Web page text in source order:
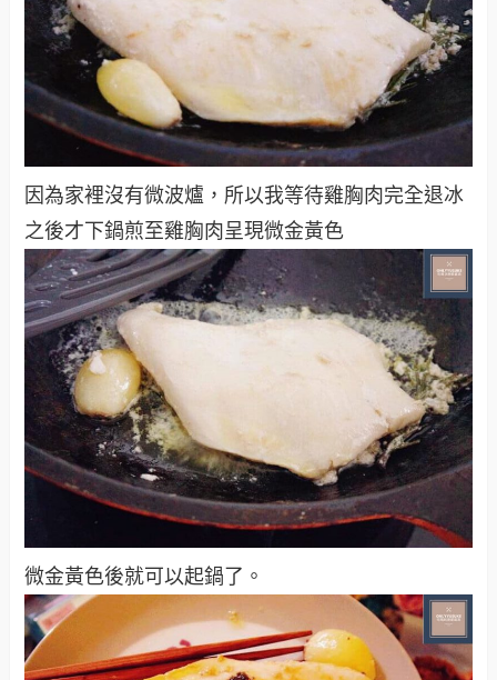
因為家裡沒有微波爐，所以我等待雞胸肉完全退冰
之後才下鍋煎至雞胸肉呈現微金黃色
微金黃色後就可以起鍋了。